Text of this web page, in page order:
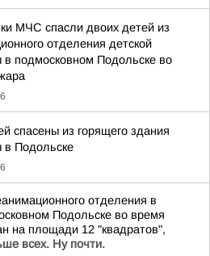
МЧС спасли двоих детей из
отделения детской
в подмосковном Подольске во
спасены из горящего здания
в Подольске
отделения в
Подольске во время
на площади 12 "квадратов",
всех. Ну почти.